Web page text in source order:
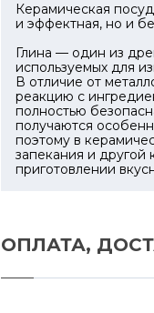
добавляет шарма
внимания.
Керамическая
и эффектная, но и
Глина — один из
используемых для
В отличие от
реакцию с
полностью
получаются
поэтому в
запекания и другой
приготовлении
ОПЛАТА,